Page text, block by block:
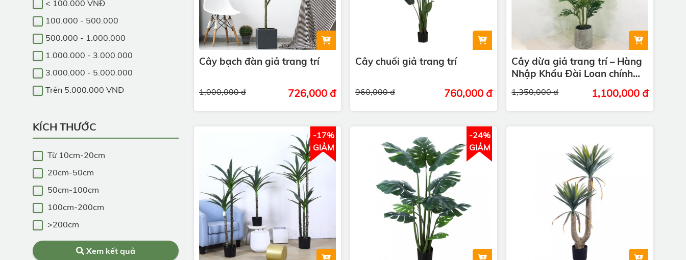
< 100.000 VNĐ
100.000 - 500.000
500.000 - 1.000.000
1.000.000 - 3.000.000
3.000.000 - 5.000.000
Trên 5.000.000 VNĐ
KÍCH THƯỚC
Từ 10cm-20cm
20cm-50cm
50cm-100cm
100cm-200cm
>200cm
Xem kết quả
Cây bạch đàn giả trang trí
1,000,000 đ 726,000 đ
Cây chuối giả trang trí
960,000 đ 760,000 đ
Cây dừa giả trang trí – Hàng
Nhập Khẩu Đài Loan chính
1,350,000 đ 1,100,000 đ
-17%
GIẢM
-24%
GIẢM